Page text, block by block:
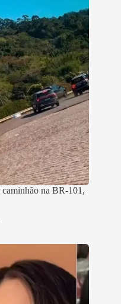
caminhão na BR-101,